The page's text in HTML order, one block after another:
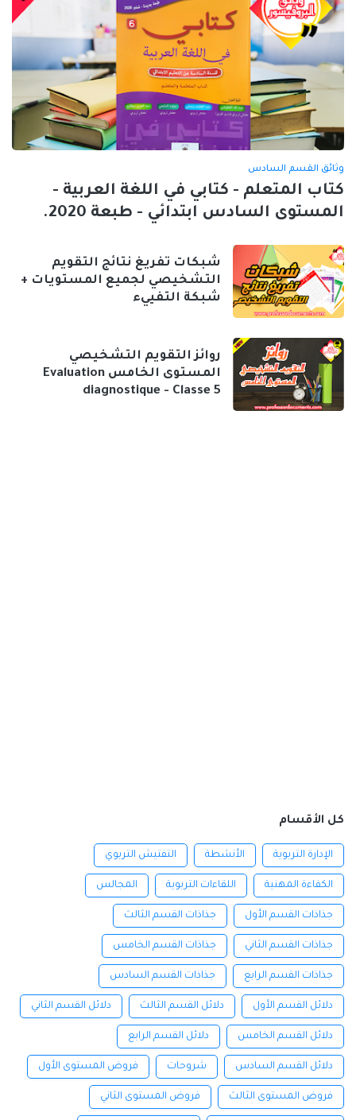
وثائق القسم السادس
كتاب المتعلم - كتابي في اللغة العربية -
المستوى السادس ابتدائي - طبعة 2020.
شبكات تفريغ نتائج التقويم
التشخيصي لجميع المستويات +
شبكة التفييء
روائز التقويم التشخيصي
المستوى الخامس Evaluation
diagnostique - Classe 5
كل الأقسام
الإدارة التربوية الأنشطة التفتيش التربوي
الكفاءة المهنية اللقاءات التربوية المجالس
جذاذات القسم الأول جذاذات القسم الثالث
جذاذات القسم الثاني جذاذات القسم الخامس
جذاذات القسم الرابع جذاذات القسم السادس
دلائل القسم الأول دلائل القسم الثالث دلائل القسم الثاني
دلائل القسم الخامس دلائل القسم الرابع
دلائل القسم السادس شروحات فروض المستوى الأول
فروض المستوى الثالث فروض المستوى الثاني